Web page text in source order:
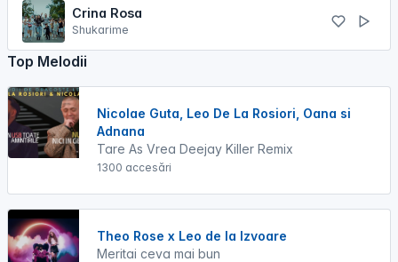
Crina Rosa
Shukarime
Top Melodii
Nicolae Guta, Leo De La Rosiori, Oana si
Adnana
Tare As Vrea Deejay Killer Remix
1300 accesări
Theo Rose x Leo de la Izvoare
Meritai ceva mai bun